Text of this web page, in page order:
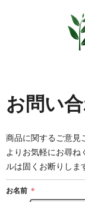
お問い
商品に関するご意見
よりお気軽にお
ルは固くお断りし
お名前 ＊